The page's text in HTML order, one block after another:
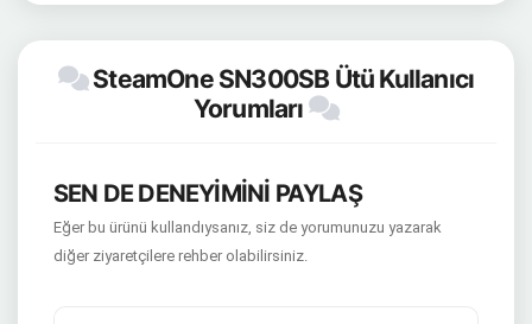
SteamOne SN300SB Ütü Kullanıcı
Yorumları
SEN DE DENEYİMİNİ PAYLAŞ
Eğer bu ürünü kullandıysanız, siz de yorumunuzu yazarak
diğer ziyaretçilere rehber olabilirsiniz.